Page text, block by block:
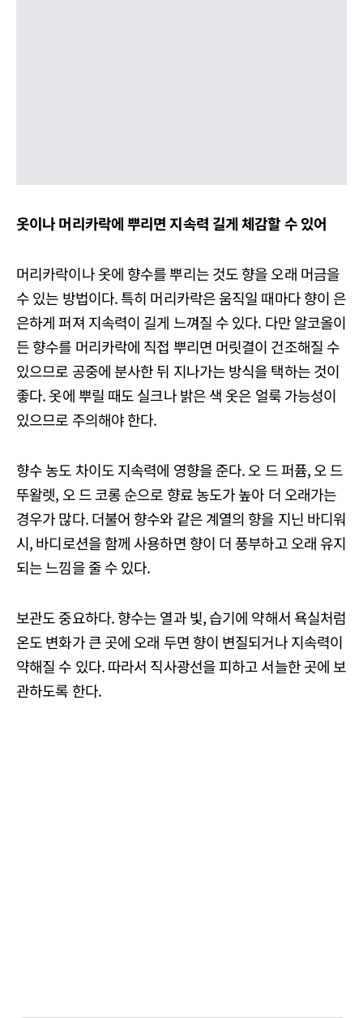
옷이나 머리카락에 뿌리면 지속력 길게 체감할 수 있어
머리카락이나 옷에 향수를 뿌리는 것도 향을 오래 머금을
수 있는 방법이다. 특히 머리카락은 움직일 때마다 향이 은
은하게 퍼져 지속력이 길게 느껴질 수 있다. 다만 알코올이
든 향수를 머리카락에 직접 뿌리면 머릿결이 건조해질 수
있으므로 공중에 분사한 뒤 지나가는 방식을 택하는 것이
좋다. 옷에 뿌릴 때도 실크나 밝은 색 옷은 얼룩 가능성이
있으므로 주의해야 한다.
향수 농도 차이도 지속력에 영향을 준다. 오 드 퍼퓸, 오 드
뚜왈렛, 오 드 코롱 순으로 향료 농도가 높아 더 오래가는
경우가 많다. 더불어 향수와 같은 계열의 향을 지닌 바디워
시, 바디로션을 함께 사용하면 향이 더 풍부하고 오래 유지
되는 느낌을 줄 수 있다.
보관도 중요하다. 향수는 열과 빛, 습기에 약해서 욕실처럼
온도 변화가 큰 곳에 오래 두면 향이 변질되거나 지속력이
약해질 수 있다. 따라서 직사광선을 피하고 서늘한 곳에 보
관하도록 한다.